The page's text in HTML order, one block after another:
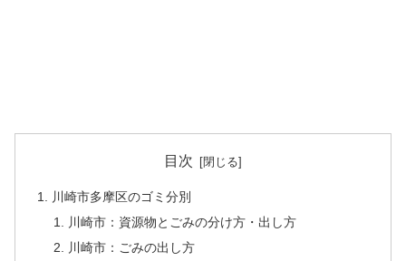
目次
川崎市多摩区のゴミ分別
川崎市：資源物とごみの分け方・出し方
川崎市：ごみの出し方